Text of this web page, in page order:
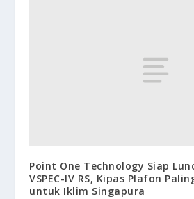
Point One Technology Siap
VSPEC-IV RS, Kipas Plafon
untuk Iklim Singapura